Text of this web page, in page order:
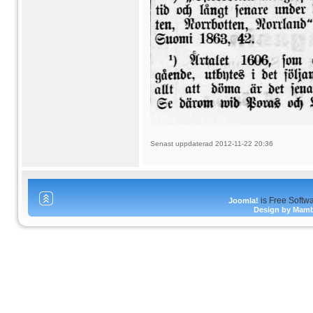
Senast uppdaterad 2012-11-22 20:36
Joomla! is Free
Design by